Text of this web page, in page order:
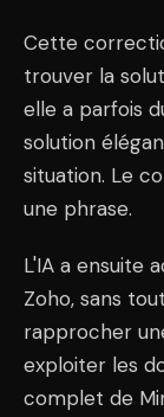
Cette
trouver la
elle a parfois
solution
situation. Le
une phrase.
L'IA a ensuite
Zoho, sans
rapprocher
exploiter les
complet de